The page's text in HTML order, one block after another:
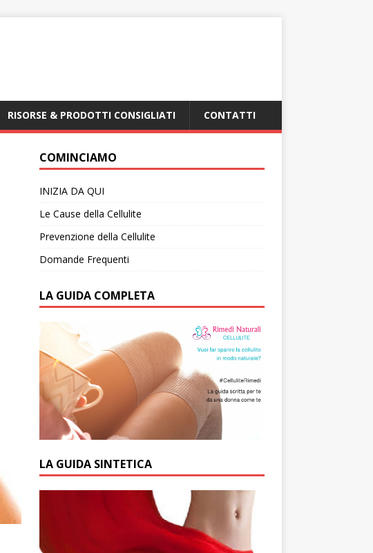
RISORSE & PRODOTTI CONSIGLIATI CONTATTI
COMINCIAMO
INIZIA DA QUI
Le Cause della Cellulite
Prevenzione della Cellulite
Domande Frequenti
LA GUIDA COMPLETA
LA GUIDA SINTETICA